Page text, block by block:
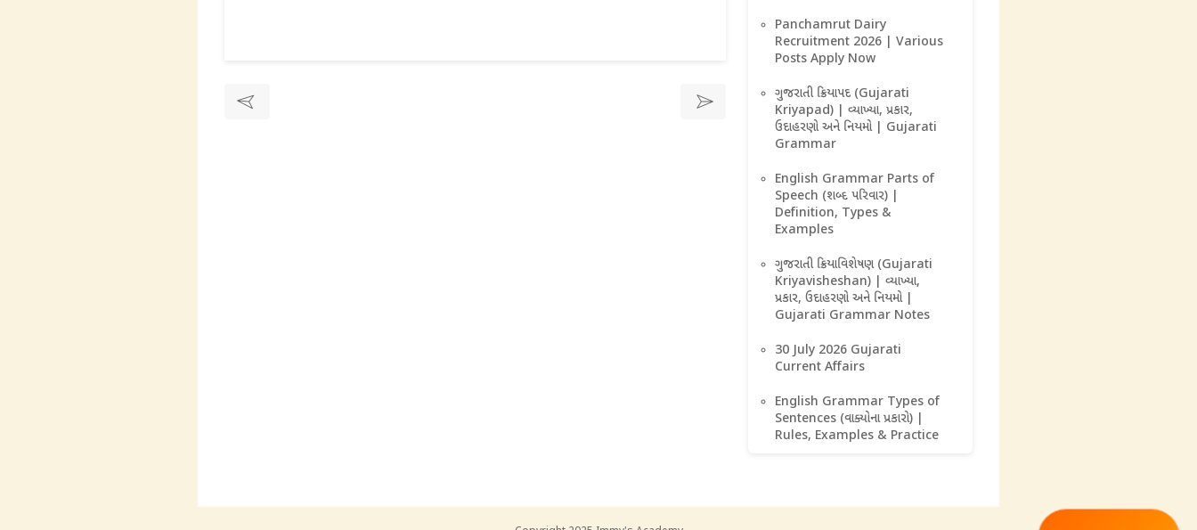
Panchamrut Dairy
Recruitment 2026 | Various
Posts Apply Now
ગુજરાતી ક્રિયાપદ (Gujarati
Kriyapad) | વ્યાખ્યા, પ્રકાર,
ઉદાહરણો અને નિયમો | Gujarati
Grammar
English Grammar Parts of
Speech (શબ્દ પરિવાર) |
Definition, Types &
Examples
ગુજરાતી ક્રિયાવિશેષણ (Gujarati
Kriyavisheshan) | વ્યાખ્યા,
પ્રકાર, ઉદાહરણો અને નિયમો |
Gujarati Grammar Notes
30 July 2026 Gujarati
Current Affairs
English Grammar Types of
Sentences (વાક્યોના પ્રકારો) |
Rules, Examples & Practice